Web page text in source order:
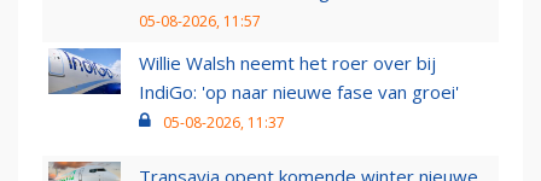
05-08-2026, 11:57
Willie Walsh neemt het roer over bij
IndiGo: 'op naar nieuwe fase van groei'
05-08-2026, 11:37